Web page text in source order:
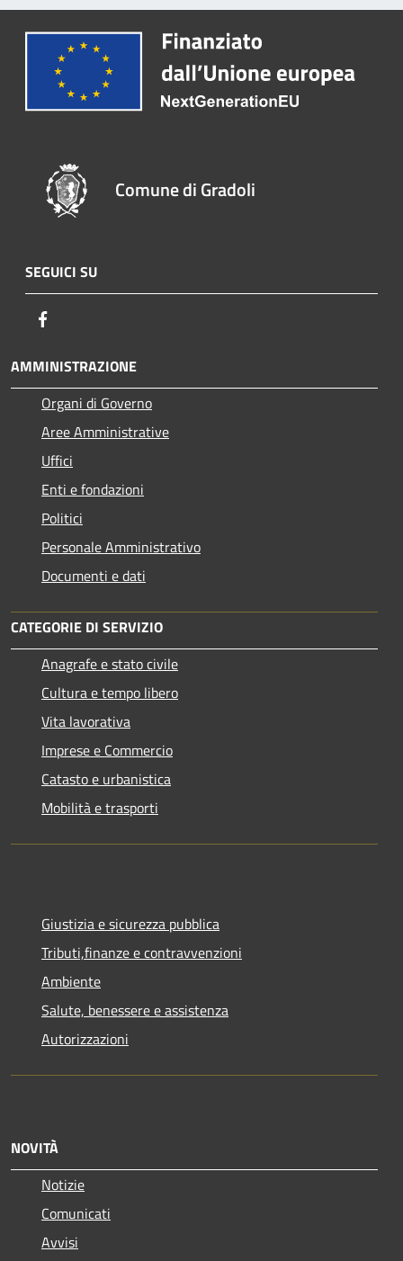
Comune di Gradoli
SEGUICI SU
AMMINISTRAZIONE
Organi di Governo
Aree Amministrative
Uffici
Enti e fondazioni
Politici
Personale Amministrativo
Documenti e dati
CATEGORIE DI SERVIZIO
Anagrafe e stato civile
Cultura e tempo libero
Vita lavorativa
Imprese e Commercio
Catasto e urbanistica
Mobilità e trasporti
Giustizia e sicurezza pubblica
Tributi,finanze e contravvenzioni
Ambiente
Salute, benessere e assistenza
Autorizzazioni
NOVITÀ
Notizie
Comunicati
Avvisi